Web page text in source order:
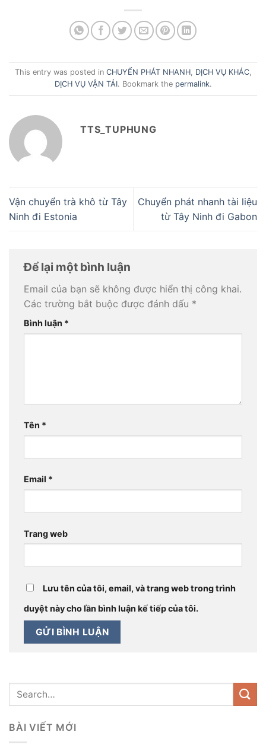
This entry was posted in CHUYỂN PHÁT NHANH, DỊCH VỤ KHÁC,
DỊCH VỤ VẬN TẢI. Bookmark the permalink.
TTS_TUPHUNG
Vận chuyển trà khô từ Tây
Ninh đi Estonia
Chuyển phát nhanh tài liệu
từ Tây Ninh đi Gabon
Để lại một bình luận
Email của bạn sẽ không được hiển thị công khai.
Các trường bắt buộc được đánh dấu *
Bình luận *
Tên *
Email *
Trang web
Lưu tên của tôi, email, và trang web trong trình
duyệt này cho lần bình luận kế tiếp của tôi.
BÀI VIẾT MỚI